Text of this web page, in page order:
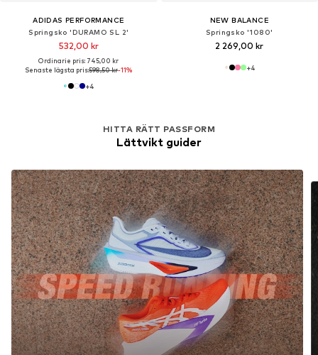
ADIDAS PERFORMANCE
Springsko 'DURAMO SL 2'
532,00 kr
Ordinarie pris: 745,00 kr
Senaste lägsta pris:598,50 kr-11%
+4
NEW BALANCE
Springsko '1080'
2 269,00 kr
+4
HITTA RÄTT PASSFORM
Lättvikt guider